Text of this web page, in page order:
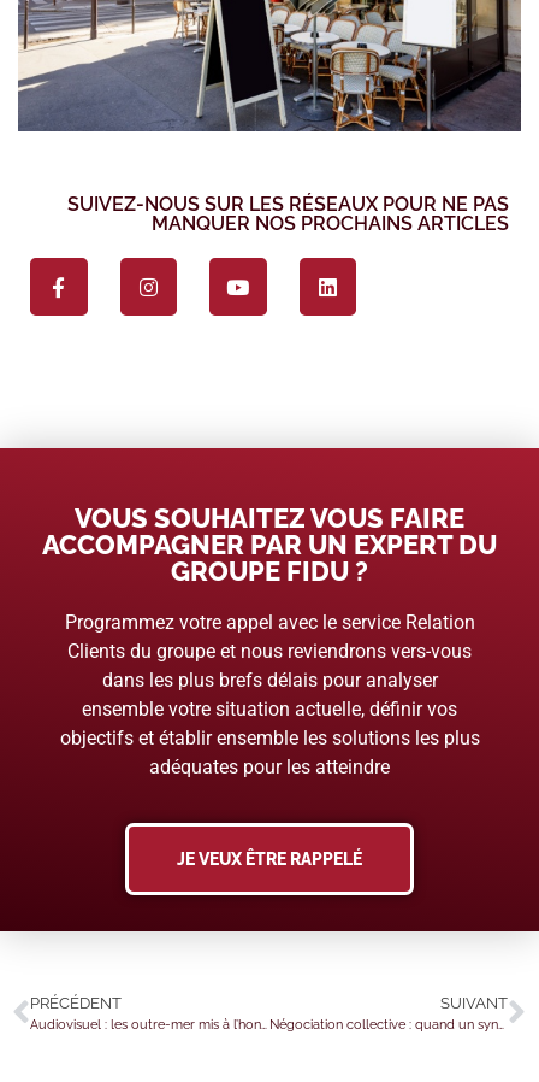
SUIVEZ-NOUS SUR LES RÉSEAUX POUR NE PAS
MANQUER NOS PROCHAINS ARTICLES
VOUS SOUHAITEZ VOUS FAIRE
ACCOMPAGNER PAR UN EXPERT DU
GROUPE FIDU ?
Programmez votre appel avec le service Relation
Clients du groupe et nous reviendrons vers-vous
dans les plus brefs délais pour analyser
ensemble votre situation actuelle, définir vos
objectifs et établir ensemble les solutions les plus
adéquates pour les atteindre
JE VEUX ÊTRE RAPPELÉ
PRÉCÉDENT
Audiovisuel : les outre-mer mis à l’honneur !
SUIVANT
Négociation collective : quand un syndicat s’estime lésé…